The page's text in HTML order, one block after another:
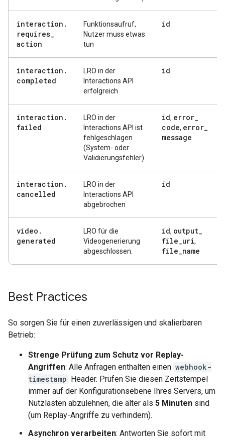
interaction .
requires_
action
Funktionsaufruf,
Nutzer muss etwas
tun
id
interaction .
completed
LRO in der
Interactions API
erfolgreich
id
interaction .
failed
LRO in der
Interactions API ist
fehlgeschlagen
(System- oder
Validierungsfehler).
id, error_
code, error_
message
interaction .
cancelled
LRO in der
Interactions API
abgebrochen
id
video .
generated
LRO für die
Videogenerierung
abgeschlossen.
id, output_
file_uri,
file_name
Best Practices
So sorgen Sie für einen zuverlässigen und skalierbaren
Betrieb:
Strenge Prüfung zum Schutz vor Replay-
Angriffen: Alle Anfragen enthalten einen webhook-
timestamp Header. Prüfen Sie diesen Zeitstempel
immer auf der Konfigurationsebene Ihres Servers, um
Nutzlasten abzulehnen, die älter als 5 Minuten sind
(um Replay-Angriffe zu verhindern).
Asynchron verarbeiten: Antworten Sie sofort mit